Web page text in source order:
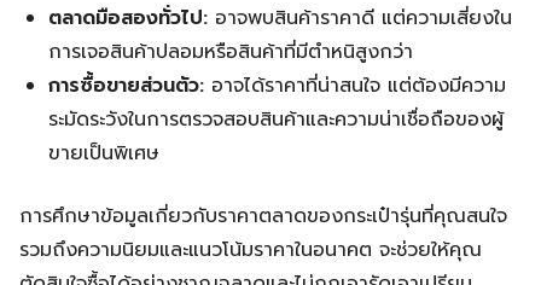
ตลาดมือสองทั่วไป: อาจพบสินค้าราคาดี แต่ความเสี่ยงใน
การเจอสินค้าปลอมหรือสินค้าที่มีตำหนิสูงกว่า
การซื้อขายส่วนตัว: อาจได้ราคาที่น่าสนใจ แต่ต้องมีความ
ระมัดระวังในการตรวจสอบสินค้าและความน่าเชื่อถือของผู้
ขายเป็นพิเศษ
การศึกษาข้อมูลเกี่ยวกับราคาตลาดของกระเป๋ารุ่นที่คุณสนใจ
รวมถึงความนิยมและแนวโน้มราคาในอนาคต จะช่วยให้คุณ